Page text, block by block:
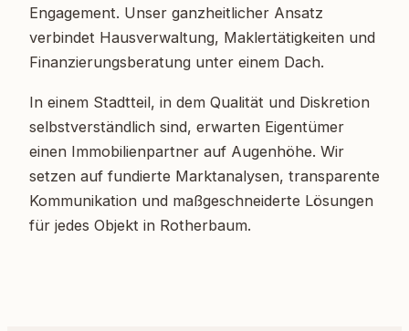
Engagement. Unser ganzheitlicher Ansatz
verbindet Hausverwaltung, Maklertätigkeiten und
Finanzierungsberatung unter einem Dach.
In einem Stadtteil, in dem Qualität und Diskretion
selbstverständlich sind, erwarten Eigentümer
einen Immobilienpartner auf Augenhöhe. Wir
setzen auf fundierte Marktanalysen, transparente
Kommunikation und maßgeschneiderte Lösungen
für jedes Objekt in Rotherbaum.